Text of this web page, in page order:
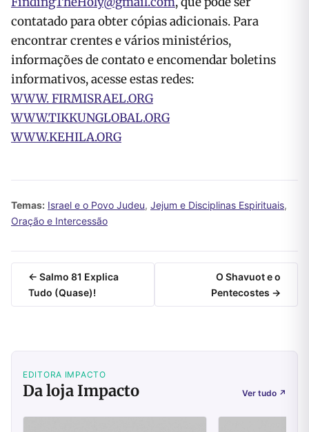
contatado para obter cópias adicionais. Para
encontrar crentes e vários ministérios,
informações de contato e encomendar boletins
informativos, acesse estas redes:
WWW. FIRMISRAEL.ORG
WWW.TIKKUNGLOBAL.ORG
WWW.KEHILA.ORG
Temas: Israel e o Povo Judeu, Jejum e Disciplinas Espirituais,
Oração e Intercessão
← Salmo 81 Explica
Tudo (Quase)!
O Shavuot e o
Pentecostes →
EDITORA IMPACTO
Da loja Impacto Ver tudo ↗